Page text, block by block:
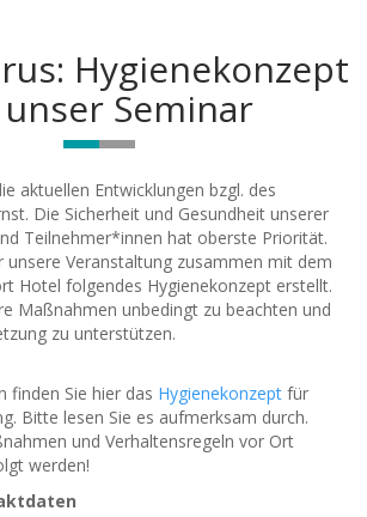
Hygienekonzept
Seminar
aktuellen Entwicklungen bzgl. des
Die Sicherheit und Gesundheit unserer
Teilnehmer*innen hat oberste Priorität.
unsere Veranstaltung zusammen mit dem
Hotel folgendes Hygienekonzept erstellt.
Maßnahmen unbedingt zu beachten und
zu unterstützen.
finden Sie hier das Hygienekonzept für
Bitte lesen Sie es aufmerksam durch.
und Verhaltensregeln vor Ort
werden!